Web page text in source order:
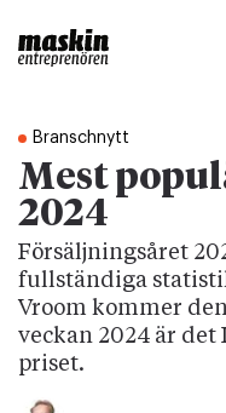
Branschnytt
Mest
2024
Försäljningsåret
fullständiga
Vroom kommer
veckan 2024 är det
priset.